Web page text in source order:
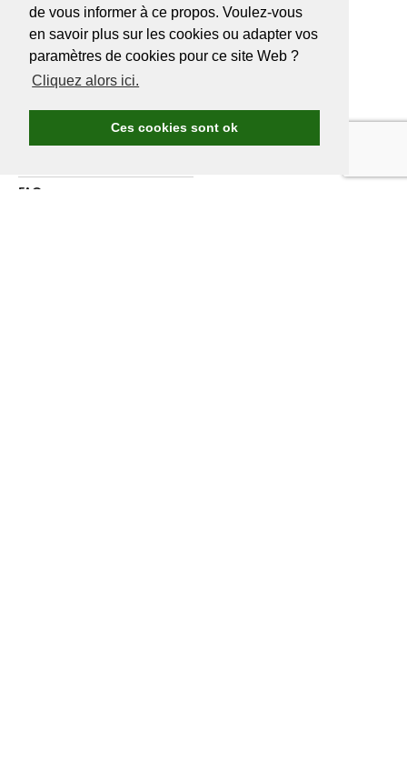
de vous informer à ce propos. Voulez-vous
en savoir plus sur les cookies ou adapter vos
paramètres de cookies pour ce site Web ?
Cliquez alors ici.
Ces cookies sont ok
A PROPOS DEGOLF.BE
Avantages Golf.be
FAQ